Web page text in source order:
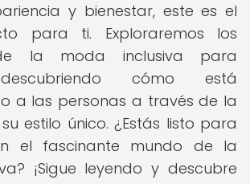
y bienestar, este es el
para ti. Exploraremos los
la moda inclusiva para
cómo está
a las personas a través de la
estilo único. ¿Estás listo para
el fascinante mundo de la
¡Sigue leyendo y descubre